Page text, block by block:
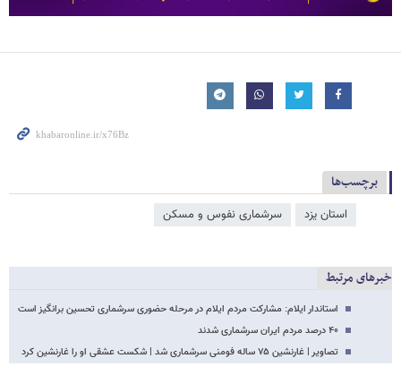
برچسب‌ها
استان یزد سرشماری نفوس و مسکن
خبرهای مرتبط
استاندار ایلام: مشارکت مردم ایلام در مرحله حضوری سرشماری تحسین برانگیز است
۴۰ درصد مردم ایران سرشماری شدند
تصاویر | غارنشین ۷۵ ساله فومنی سرشماری شد | شکست عشقی او را غارنشین کرد